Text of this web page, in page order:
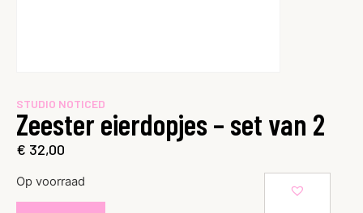
STUDIO NOTICED
Zeester eierdopjes – set van 2
€ 32,00
Op voorraad